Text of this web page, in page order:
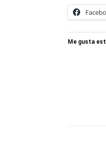
Me gusta